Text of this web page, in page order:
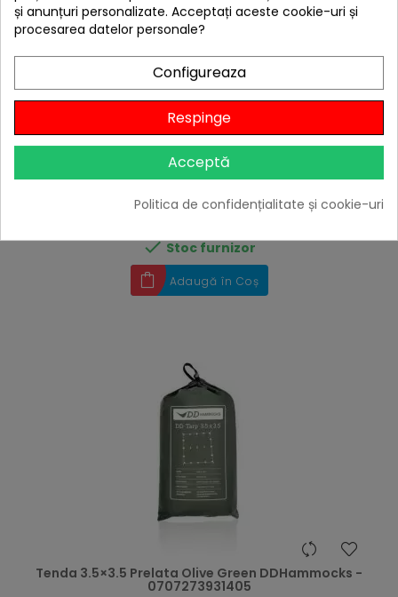
Tenda XL Prelata Olive Green DDHammocks 450 ×
300 cm - 0610696771032
 Stoc furnizor
Adaugă în Coș
Tenda 3.5×3.5 Prelata Olive Green DDHammocks -
0707273931405
și anunțuri personalizate. Acceptați aceste cookie-uri și
procesarea datelor personale?
Configureaza
Respinge
Acceptă
Politica de confidențialitate și cookie-uri